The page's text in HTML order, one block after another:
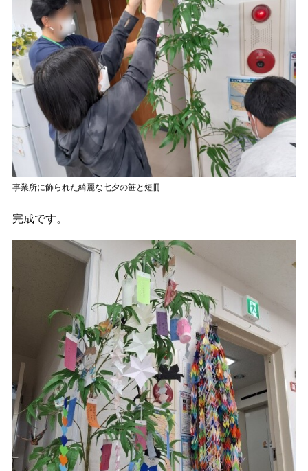
事業所に飾られた綺麗な七夕の笹と短冊
完成です。